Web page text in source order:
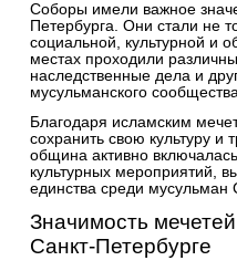
Соборы имели важное
Петербурга. Они стали не
социальной, культурной и
местах проходили
наследственные дела и
мусульманского
Благодаря исламским
сохранить свою культуру и
община активно
культурных мероприятий,
единства среди мусульман
Значимость
Санкт-Петербурге